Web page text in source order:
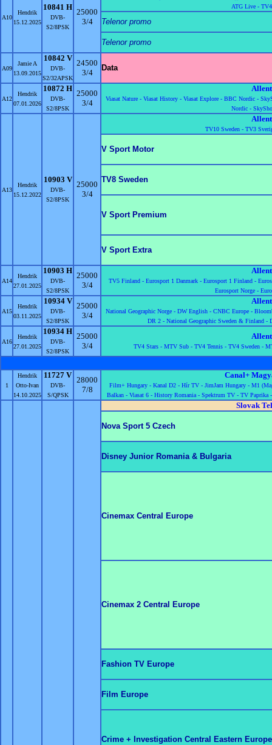
A10
Hendrik
15.12.2025
10841 H
DVB-
S2/8PSK
25000
3/4
ATG Live -
Telenor promo
Telenor promo
A09
Jamie A
13.09.2015
10842 V
DVB-
S2/32APSK
24500
3/4
Data
A12
Hendrik
07.01.2026
10872 H
DVB-
S2/8PSK
25000
3/4
Viasat Nature - Viasat History - Viasat Explore - BBC Nordic -
Nordic -
A13
Hendrik
15.12.2022
10903 V
DVB-
S2/8PSK
25000
3/4
TV10 Sweden - TV3
V Sport Motor
TV8 Sweden
V Sport Premium
V Sport Extra
A14
Hendrik
27.01.2025
10903 H
DVB-
S2/8PSK
25000
3/4
TV5 Finland - Eurosport 1 Danmark - Eurosport 1 Finland -
Eurosport Norge -
A15
Hendrik
03.11.2025
10934 V
DVB-
S2/8PSK
25000
3/4
National Geographic Norge - DW English - CNBC Europe -
DR 2 - National Geographic Sweden & Finland -
A16
Hendrik
27.01.2025
10934 H
DVB-
S2/8PSK
25000
3/4
TV4 Stars - MTV Sub - TV4 Tennis - TV4 Sweden -
1
Hendrik
Otto-Ivan
14.10.2025
11727 V
DVB-
S/QPSK
28000
7/8
Canal+
Film+ Hungary - Kanal D2 - Hír TV - JimJam Hungary - M1
Balkan - Viasat 6 - History Romania - Spektrum TV - TV Paprika
Slovak
Nova Sport 5 Czech
Disney Junior Romania & Bulgaria
Cinemax Central Europe
Cinemax 2 Central Europe
Fashion TV Europe
Film Europe
Crime + Investigation Central Eastern Europe